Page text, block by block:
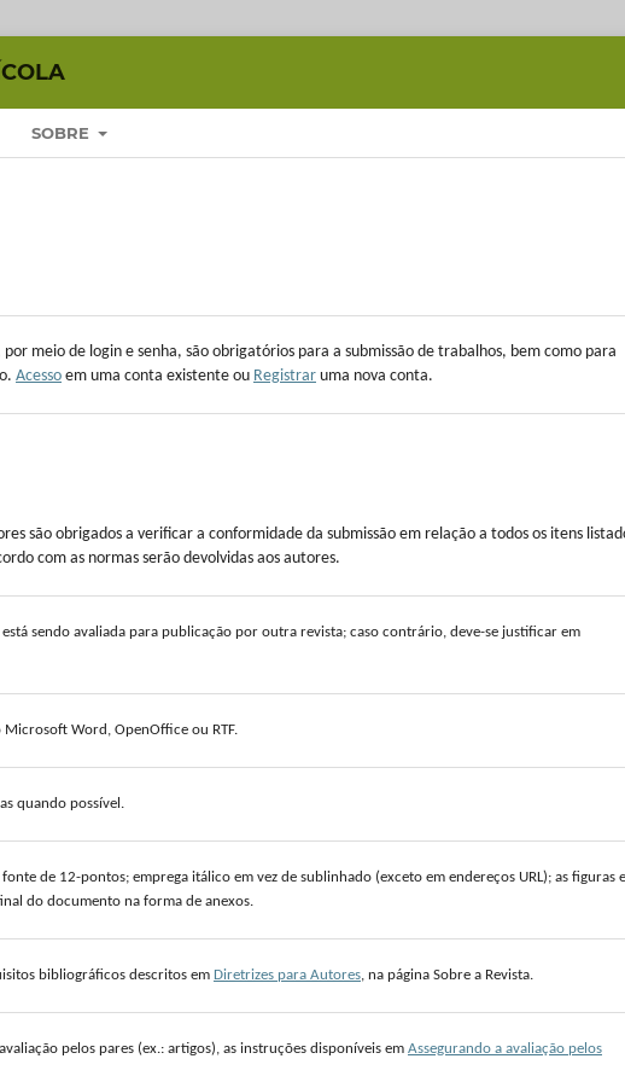
SOBRE
meio de login e senha, são obrigatórios para a submissão de trabalhos, bem como para
Acesso em uma conta existente ou Registrar uma nova conta.
são obrigados a verificar a conformidade da submissão em relação a todos os itens
com as normas serão devolvidas aos autores.
sendo avaliada para publicação por outra revista; caso contrário, deve-se justificar em
Word, OpenOffice ou RTF.
quando possível.
de 12-pontos; emprega itálico em vez de sublinhado (exceto em endereços URL); as figuras e
do documento na forma de anexos.
bibliográficos descritos em Diretrizes para Autores, na página Sobre a Revista.
pelos pares (ex.: artigos), as instruções disponíveis em Assegurando a avaliação pelos